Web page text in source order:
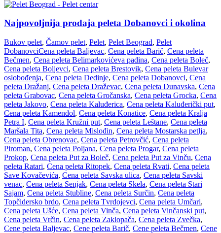
Najpovoljnija prodaja peleta Dobanovci i okolina
Bukov pelet, Čamov pelet, Pelet, Pelet Beograd, Pelet
DobanovciCena peleta Baljevac, Cena peleta Barič, Cena peleta
Bečmen, Cena peleta Belimarkovićeva padina, Cena peleta Boleč,
Cena peleta Boljevci, Cena peleta Brestovik, Cena peleta Bulevar
oslobođenja, Cena peleta Dedinje, Cena peleta Dobanovci, Cena
peleta Dražanj, Cena peleta Draževac, Cena peleta Dunavska, Cena
peleta Grabovac, Cena peleta Gročanska, Cena peleta Grocka, Cena
peleta Jakovo, Cena peleta Kaluđerica, Cena peleta Kaluđerički put,
Cena peleta Kamendol, Cena peleta Konatice, Cena peleta Kralja
Petra I, Cena peleta Kružni put, Cena peleta Leštane, Cena peleta
Maršala Tita, Cena peleta Mislođin, Cena peleta Mostarska petlja,
Cena peleta Obrenovac, Cena peleta Petrovčić, Cena peleta
Piroman, Cena peleta Poljana, Cena peleta Progar, Cena peleta
Prokop, Cena peleta Put za Boleč, Cena peleta Put za Vinču, Cena
peleta Ratari, Cena peleta Ritopek, Cena peleta Rvati, Cena peleta
Save Kovačevića, Cena peleta Savska ulica, Cena peleta Savski
venac, Cena peleta Senjak, Cena peleta Skela, Cena peleta Stari
Sajam, Cena peleta Stubline, Cena peleta Surčin, Cena peleta
Topčidersko brdo, Cena peleta Tvrdojevci, Cena peleta Umčari,
Cena peleta Ušće, Cena peleta Vinča, Cena peleta Vinčanski put,
Cena peleta Vrčin, Cena peleta Zaklopača, Cena peleta Zvečka,
Cene peleta Baljevac, Cene peleta Barič, Cene peleta Bečmen, Cene